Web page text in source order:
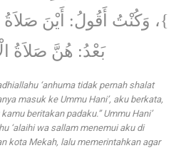
}، وَكُنْتُ أَقُولُ: أَيْنَ صَلاَةُ
بَعْدُ: هُنَّ صَلاَةُ
‘anhuma tidak pernah shalat
masuk ke Ummu Hani’, aku berkata,
beritakan padaku.”Ummu Hani’
‘alaihi wa sallam menemui aku di
kota Mekah, lalu memerintahkan agar